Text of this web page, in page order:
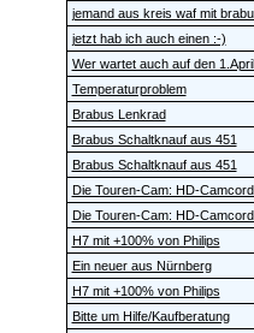
jemand aus kreis waf mit
jetzt hab ich auch einen :-)
Wer wartet auch auf den
Temperaturproblem
Brabus Lenkrad
Brabus Schaltknauf aus 451
Brabus Schaltknauf aus 451
Die Touren-Cam: HD-
Die Touren-Cam: HD-
H7 mit +100% von Philips
Ein neuer aus Nürnberg
H7 mit +100% von Philips
Bitte um Hilfe/Kaufberatung